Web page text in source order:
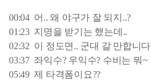
00:04 어.. 왜 야구가 잘 되지..?
01:23 지명을 받기는 했는데..
02:32 이 정도면.. 군대 갈 만합니다
03:37 좌익수? 우익수? 수비는 뭐~
05:49 제 타격폼이요??